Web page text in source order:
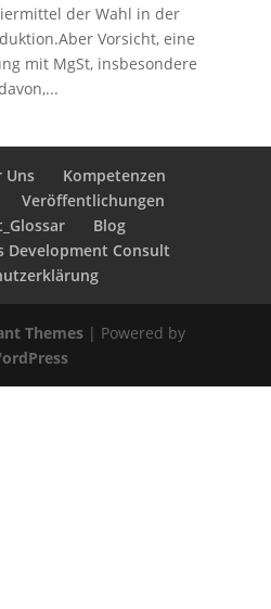
der Wahl in der
Vorsicht, eine
mit MgSt, insbesondere
Uns
Kompetenzen
Veröffentlichungen
Blog
Development Consult
Themes| Powered by